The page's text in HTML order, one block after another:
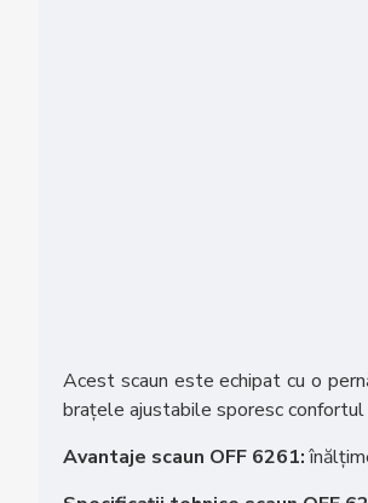
Acest scaun este echipat cu o
brațele ajustabile sporesc
Avantaje scaun OFF 6261: